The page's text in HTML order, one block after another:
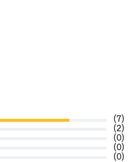
(7)
(2)
(0)
(0)
(0)